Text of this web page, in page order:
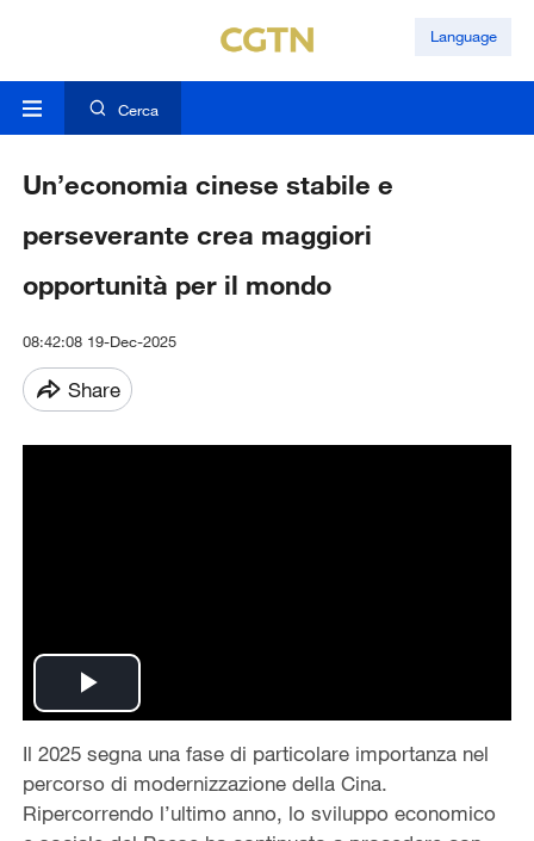
Language
Cerca
Un’economia cinese stabile e
perseverante crea maggiori
opportunità per il mondo
08:42:08 19-Dec-2025
Share
Play
Video
Il 2025 segna una fase di particolare importanza nel
percorso di modernizzazione della Cina.
Ripercorrendo l’ultimo anno, lo sviluppo economico